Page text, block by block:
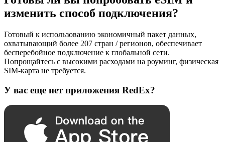
изменить способ подключения?
Готовый к использованию экономичный пакет данных,
охватывающий более 207 стран / регионов, обеспечивает
бесперебойное подключение к глобальной сети.
Попрощайтесь с высокими расходами на роуминг, физическая
SIM-карта не требуется.
У вас еще нет приложения RedEx?